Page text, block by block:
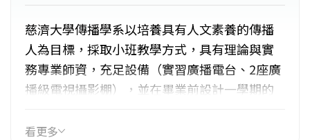
慈濟大學傳播學系以培養具有人文素養的傳播
人為目標，採取小班教學方式，具有理論與實
務專業師資，充足設備（實習廣播電台、2座廣
播級電視攝影棚），並在畢業前設計一學期的
界無縫接軌。在課程上，採取學群課程設計，
看更多